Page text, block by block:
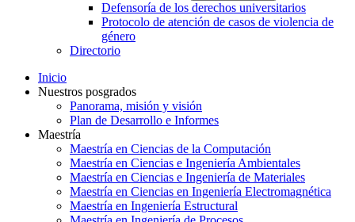
Defensoría de los derechos universitarios
Protocolo de atención de casos de violencia de
género
Directorio
Inicio
Nuestros posgrados
Panorama, misión y visión
Plan de Desarrollo e Informes
Maestría
Maestría en Ciencias de la Computación
Maestría en Ciencias e Ingeniería Ambientales
Maestría en Ciencias e Ingeniería de Materiales
Maestría en Ciencias en Ingeniería Electromagnética
Maestría en Ingeniería Estructural